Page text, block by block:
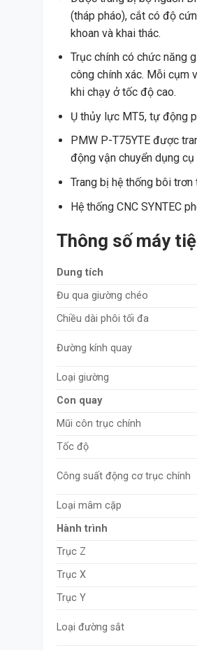
(tháp pháo), cắt có độ
khoan và khai thác.
Trục chính có chức năng
công chính xác. Mỗi cụm
khi chạy ở tốc độ cao.
Ụ thủy lực MT5, tự động
PMW P-T75YTE được
động vận chuyển dụng
Trang bị hệ thống bôi
Hệ thống CNC SYNTEC
Thông số máy
Dung tích
Đu qua giường chéo
Chiều dài phôi tối đa
Đường kính quay
Loại giường
Con quay
Mũi côn trục chính
Tốc độ
Công suất động cơ trục chính
Loại mâm cặp
Hành trình
Trục Z
Trục X
Trục Y
Loại đường sắt